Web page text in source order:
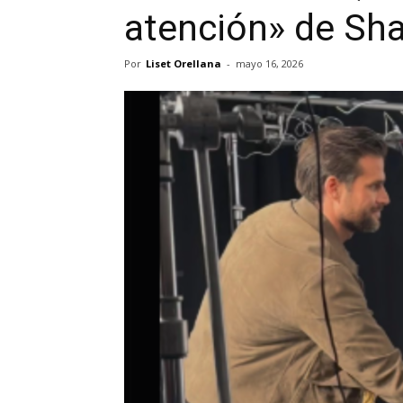
atención» de
Por Liset Orellana - mayo 16, 2026